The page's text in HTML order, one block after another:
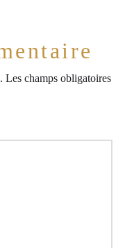
Les champs obligatoires